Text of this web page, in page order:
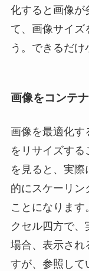
化すると画像が
て、画像サイズ
う。できるだけ
画像をコンテ
画像を最適化す
をリサイズす
を見ると、実
的にスケーリン
ことになりま
クセル四方で
場合、表示され
すが、参照して